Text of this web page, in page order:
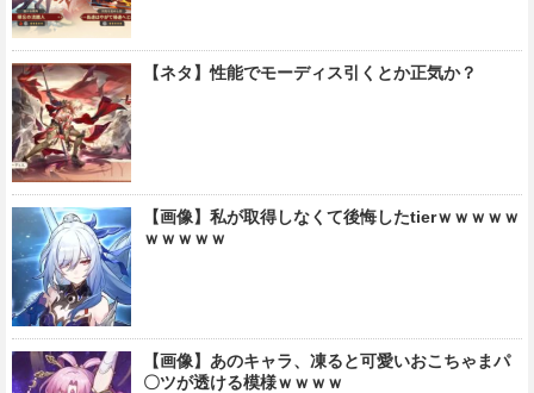
【ネタ】性能でモーディス引くとか正気か？
【画像】私が取得しなくて後悔したtierｗｗｗｗｗ
ｗｗｗｗｗ
【画像】あのキャラ、凍ると可愛いおこちゃまパ
〇ツが透ける模様ｗｗｗｗ